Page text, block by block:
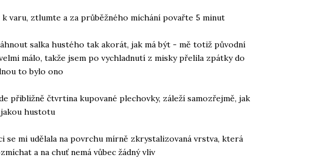
varu, ztlumte a za průběžného míchání povařte 5 minut
salka hustého tak akorát, jak má být - mě totiž původní
málo, takže jsem po vychladnutí z misky přelila zpátky do
to bylo ono
přibližně čtvrtina kupované plechovky, záleží samozřejmě, jak
hustotu
se mi udělala na povrchu mírně zkrystalizovaná vrstva, která
a na chuť nemá vůbec žádný vliv